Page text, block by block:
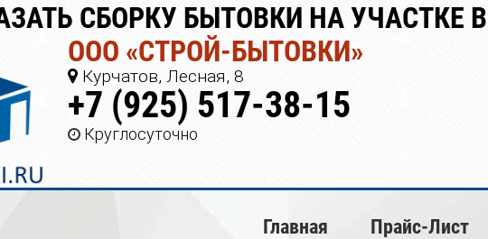
СБОРКУ БЫТОВКИ НА УЧАСТКЕ
ООО «СТРОЙ-БЫТОВКИ»
Курчатов, Лесная, 8
+7 (925) 517-38-15
Круглосуточно
Главная Прайс-Лист